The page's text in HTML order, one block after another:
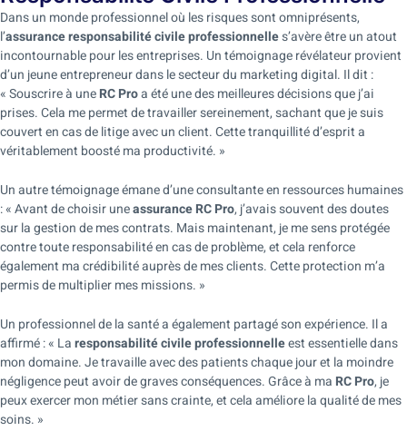
Dans un monde professionnel où les risques sont omniprésents,
l’assurance responsabilité civile professionnelles’avère être un atout
incontournable pour les entreprises. Un témoignage révélateur provient
d’un jeune entrepreneur dans le secteur du marketing digital. Il dit :
« Souscrire à uneRC Proa été une des meilleures décisions que j’ai
prises. Cela me permet de travailler sereinement, sachant que je suis
couvert en cas de litige avec un client. Cette tranquillité d’esprit a
véritablement boosté ma productivité. »
Un autre témoignage émane d’une consultante en ressources humaines
: « Avant de choisir uneassurance RC Pro, j’avais souvent des doutes
sur la gestion de mes contrats. Mais maintenant, je me sens protégée
contre toute responsabilité en cas de problème, et cela renforce
également ma crédibilité auprès de mes clients. Cette protection m’a
permis de multiplier mes missions. »
Un professionnel de la santé a également partagé son expérience. Il a
affirmé : « Laresponsabilité civile professionnelleest essentielle dans
mon domaine. Je travaille avec des patients chaque jour et la moindre
négligence peut avoir de graves conséquences. Grâce à ma RC Pro, je
peux exercer mon métier sans crainte, et cela améliore la qualité de mes
soins. »